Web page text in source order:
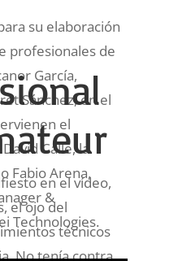
su elaboración
profesionales de
García,
Sánchez, en el
el
Calle, la
Fabio Arena,
&
Technologies.
en el vídeo,
el ojo del
técnicos
No tenía contra